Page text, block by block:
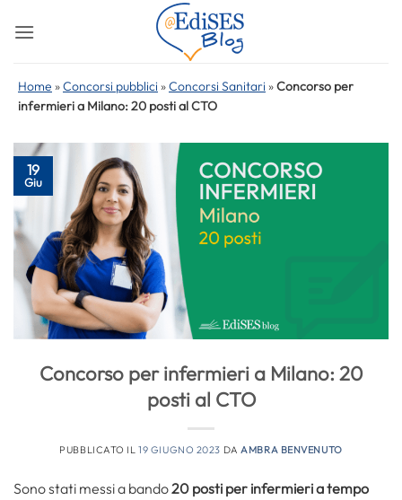
Home »Concorsi pubblici »Concorsi Sanitari »Concorso per
infermieri a Milano: 20 posti al CTO
19
Giu
Concorso per infermieri a Milano: 20
posti al CTO
PUBBLICATO IL19 GIUGNO 2023 DA AMBRA BENVENUTO
Sono stati messi a bando20 posti per infermieri a tempo